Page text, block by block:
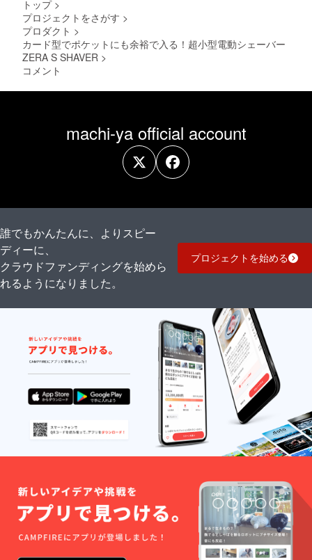
ン
トップ >
プロジェクトをさがす >
プロダクト >
カード型でポケットにも余裕で入る！超小型電動シェーバー
ZERA S SHAVER >
コメント
machi-ya official account
誰でもかんたんに、よりスピー
ディーに、
クラウドファンディングを始めら
れるようになりました。
プロジェクトを始める